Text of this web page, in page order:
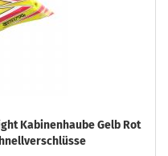
Kabinenhaube Gelb Rot